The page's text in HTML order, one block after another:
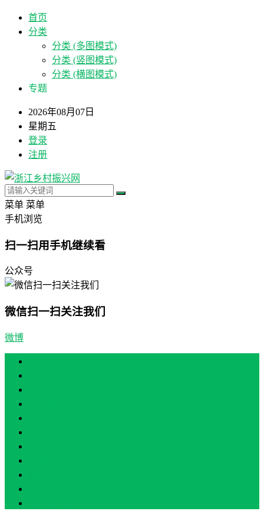
首页
分类
分类 (多图模式)
分类 (竖图模式)
分类 (横图模式)
专题
2026年08月07日
星期五
登录
注册
菜单 菜单
手机浏览
扫一扫用手机继续看
公众号
微信扫一扫关注我们
微博